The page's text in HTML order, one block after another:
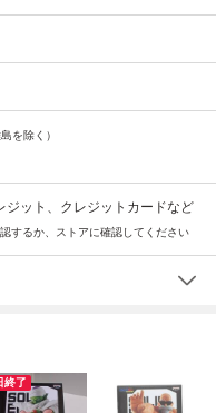
を除く）
ジット、クレジットカードなど
するか、ストアに確認してください
終了